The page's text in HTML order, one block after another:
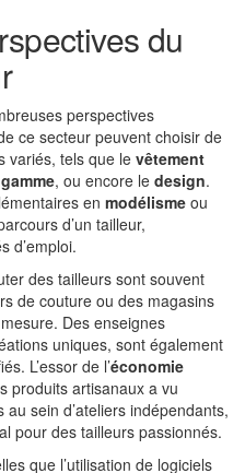
du
perspectives
ce secteur peuvent choisir de
variés, tels que le vêtement
, ou encore le design.
en modélisme ou
d’un tailleur,
d’emploi.
des tailleurs sont souvent
de couture ou des magasins
Des enseignes
uniques, sont également
L’essor de l’économie
produits artisanaux a vu
sein d’ateliers indépendants,
pour des tailleurs passionnés.
que l’utilisation de logiciels